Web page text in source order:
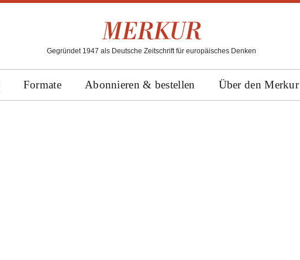
Gegründet 1947 als Deutsche Zeitschrift für europäisches Denken
Formate Abonnieren & bestellen Über den Merkur